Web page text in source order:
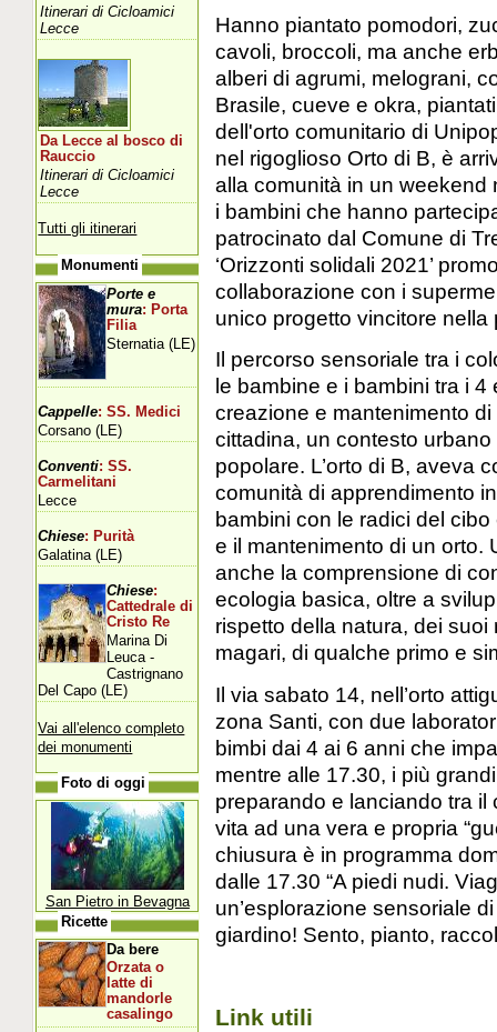
Hanno piantato pomodori,
cavoli, broccoli, ma anche
alberi di agrumi, melograni,
Brasile, cueve e okra,
dell'orto comunitario di
nel rigoglioso Orto di B, è
alla comunità in un weekend
i bambini che hanno
patrocinato dal Comune di
‘Orizzonti solidali 2021’
collaborazione con i
unico progetto vincitore
Il percorso sensoriale tra i
le bambine e i bambini tra i
creazione e mantenimento
cittadina, un contesto
popolare. L’orto di B, aveva
comunità di apprendimento
bambini con le radici del
e il mantenimento di un orto.
anche la comprensione di
ecologia basica, oltre a
rispetto della natura, dei
magari, di qualche primo e
Il via sabato 14, nell’orto
zona Santi, con due
bimbi dai 4 ai 6 anni che
mentre alle 17.30, i più
preparando e lanciando tra il
vita ad una vera e propria
chiusura è in programma
dalle 17.30 “A piedi nudi.
un’esplorazione sensoriale
giardino! Sento, pianto,
Link utili
Itinerari di Cicloamici
Lecce
Da Lecce al bosco di
Rauccio
Itinerari di Cicloamici
Lecce
Tutti gli itinerari
Monumenti
Porte e
mura: Porta
Filia
Sternatia (LE)
Cappelle: SS. Medici
Corsano (LE)
Conventi: SS.
Carmelitani
Lecce
Chiese: Purità
Galatina (LE)
Chiese:
Cattedrale di
Cristo Re
Marina Di
Leuca -
Castrignano
Del Capo (LE)
Vai all'elenco completo
dei monumenti
Foto di oggi
San Pietro in Bevagna
Ricette
Da bere
Orzata o
latte di
mandorle
casalingo